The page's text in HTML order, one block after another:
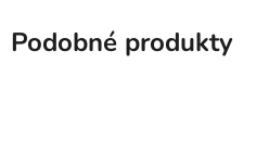
Podobné produkty